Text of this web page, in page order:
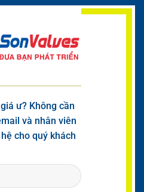
ư? Không cần
và nhân viên
cho quý khách